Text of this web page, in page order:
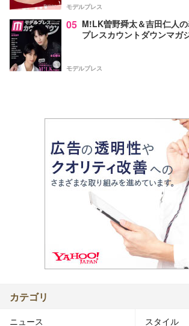
モデルプレス
05 M!LK曽野舜太＆吉田仁人
プレスカウントダウンマガ
モデルプレス
カテゴリ
ニュース スタイル